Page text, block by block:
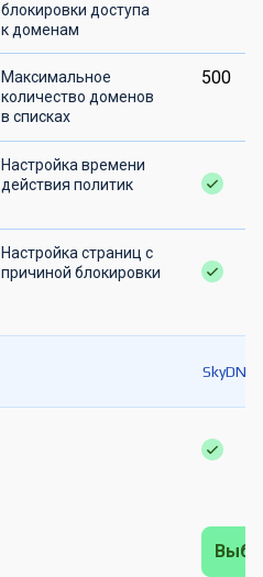
блокировки доступа
к доменам
Максимальное
количество доменов
в списках
500
Настройка времени
действия политик
Настройка страниц с
причиной блокировки